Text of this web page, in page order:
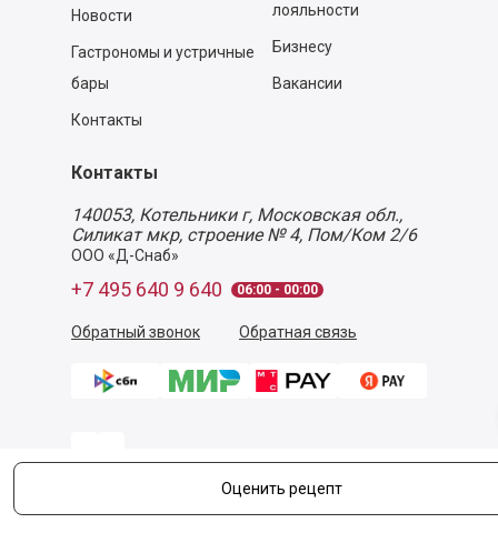
Оценить рецепт
Новости
Гастрономы и устричные
бары
Контакты
лояльности
Бизнесу
Вакансии
Контакты
140053, Котельники г, Московская обл.,
Силикат мкр, строение № 4, Пом/Ком 2/6
ООО «Д-Снаб»
+7 495 640 9 640 06:00 - 00:00
Обратный звонок Обратная связь